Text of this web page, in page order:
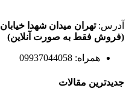
آدرس:تهران میدان شهدا خیابان 17 شهریور آنلاین شاپ کافه عطار
(فروش فقط به صورت آنلاین)
همراه: 09937044058
جدیدترین مقالات